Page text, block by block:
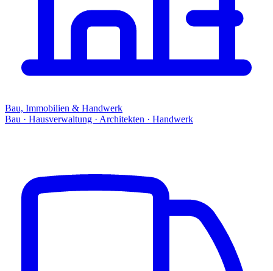
Bau, Immobilien & Handwerk
Bau · Hausverwaltung · Architekten · Handwerk